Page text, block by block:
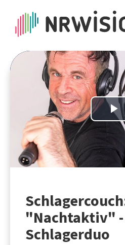
"Nachtaktiv" -
Schlagerduo